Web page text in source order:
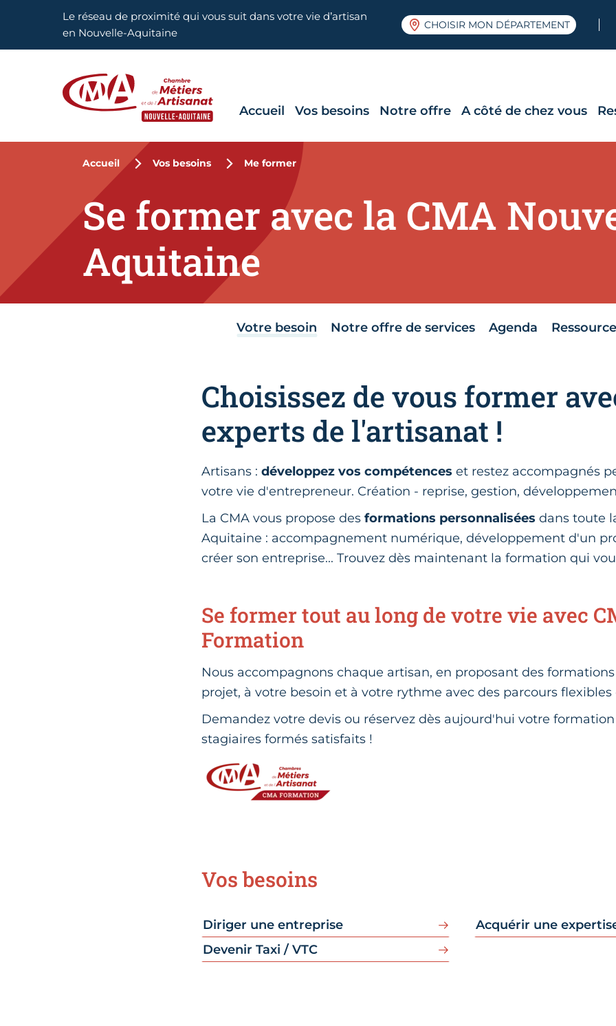
Aller en haut de pageLe réseau de proximité qui vous suit dans votre vie d’artisan
en Nouvelle-Aquitaine
CHOISIR MON DÉPARTEMENT
Accueil Vos besoins Notre offre A côté de chez vous
Accueil Vos besoins Me former
Se former avec la CMA
Aquitaine
Votre besoin Notre offre de services Agenda
Choisissez de vous former
experts de l'artisanat !
Artisans :développez vos compétences et restez accompagnés
votre vie d'entrepreneur. Création - reprise, gestion,
La CMA vous propose desformations personnalisées dans toute
Aquitaine : accompagnement numérique, développement d'un
créer son entreprise... Trouvez dès maintenant la formation qui
Se former tout au long de votre vie avec
Formation
Nous accompagnons chaque artisan, en proposant des
projet, à votre besoin et à votre rythme avec des parcours
Demandez votre devis ou réservez dès aujourd'hui votre formation
stagiaires formés satisfaits !
Vos besoins
Diriger une entreprise
Acquérir une
Devenir Taxi / VTC